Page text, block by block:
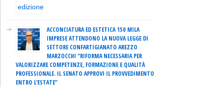
ACCONCIATURA ED ESTETICA 150 MILA
IMPRESE ATTENDONO LA NUOVA LEGGE DI
SETTORE CONFARTIGIANATO AREZZO
MARZOCCHI “RIFORMA NECESSARIA PER
VALORIZZARE COMPETENZE, FORMAZIONE E QUALITÀ
PROFESSIONALE. IL SENATO APPROVI IL PROVVEDIMENTO
ENTRO L’ESTATE”